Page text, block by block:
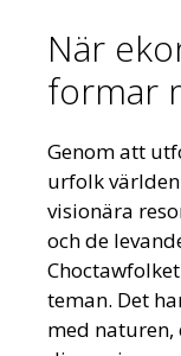
När
formar
Genom att
urfolk
visionära
och de
teman. Det
med naturen,